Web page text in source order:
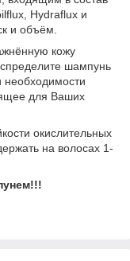
Hydraflux и
и объём.
кожу
шампунь
для Ваших
окислительных
на волосах 1-